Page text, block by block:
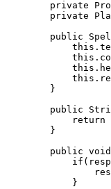
private
private
public
        }
public
return
        }
public
            }